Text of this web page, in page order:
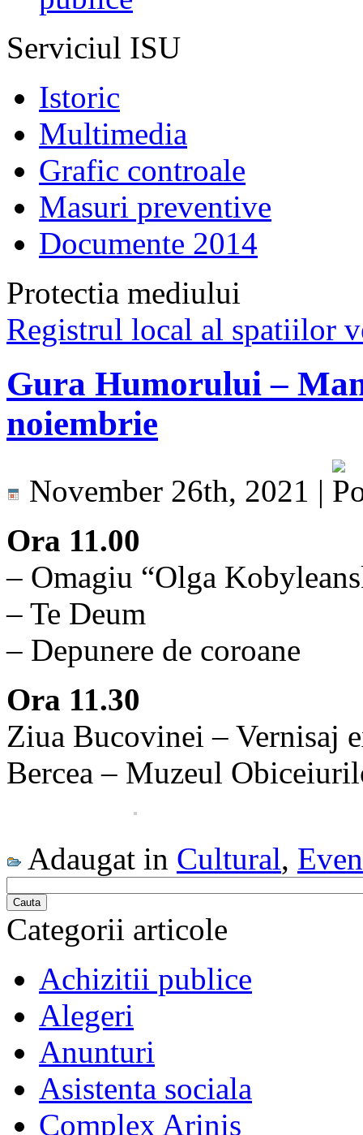
Serviciul ISU
Istoric
Multimedia
Grafic controale
Masuri preventive
Documente 2014
Protectia mediului
Registrul local al spatiilor
Gura Humorului –
noiembrie
November 26th, 2021 |
Ora 11.00
– Omagiu “Olga
– Te Deum
– Depunere de coroane
Ora 11.30
Ziua Bucovinei – Vernisaj
Bercea – Muzeul
Adaugat in Cultural,
Cauta
Categorii articole
Achizitii publice
Alegeri
Anunturi
Asistenta sociala
Complex Arinis